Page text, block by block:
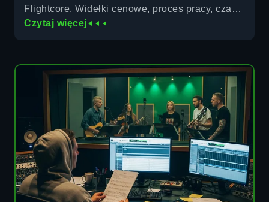
Flightcore. Widełki cenowe, proces pracy, czas
realizacji i co wchodzi w cenę.
Czytaj więcej